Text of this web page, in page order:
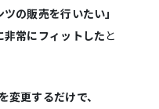
の販売を行いたい」
常にフィットしたと
更するだけで、